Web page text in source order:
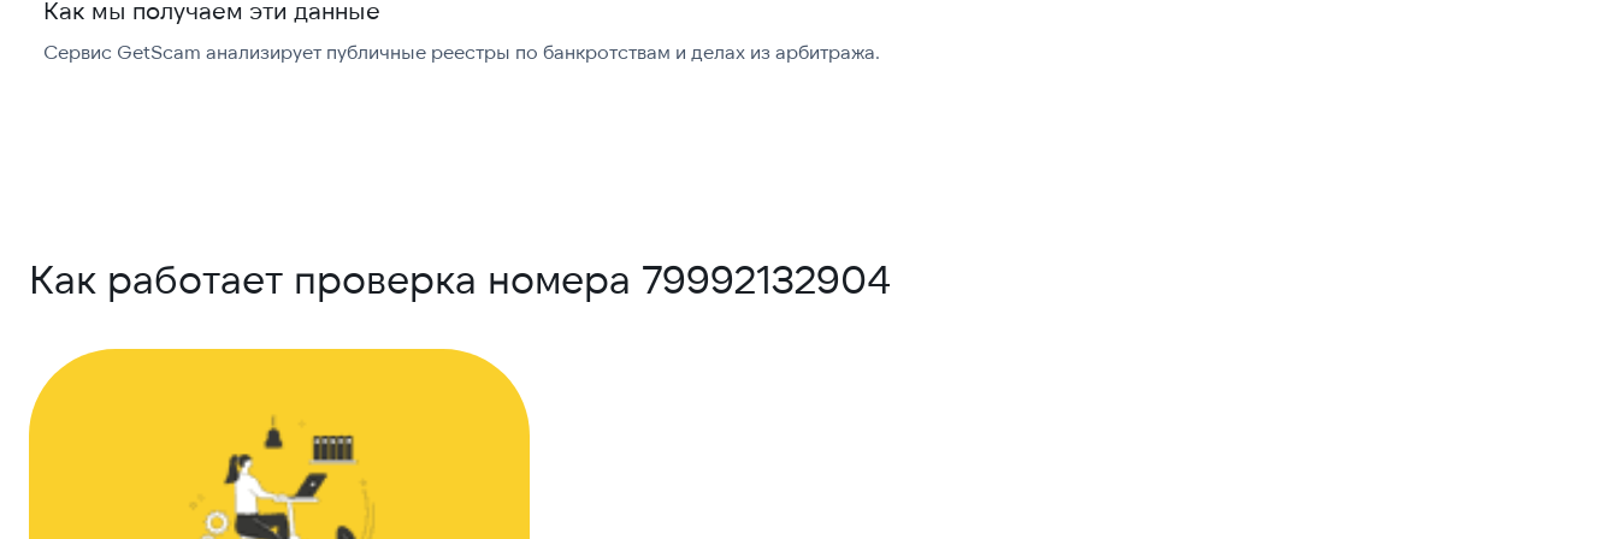
Как мы получаем эти данные
Сервис GetScam анализирует публичные реестры по банкротствам и делах из арбитража.
Как работает проверка номера 79992132904